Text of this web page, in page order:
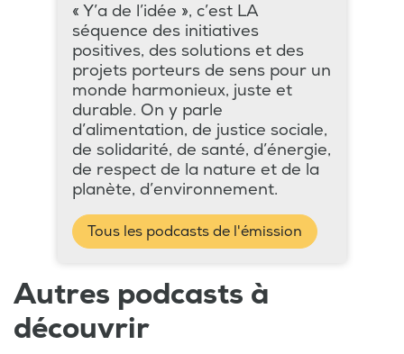
« Y’a de l’idée », c’est LA
séquence des initiatives
positives, des solutions et des
projets porteurs de sens pour un
monde harmonieux, juste et
durable. On y parle
d’alimentation, de justice sociale,
de solidarité, de santé, d’énergie,
de respect de la nature et de la
planète, d’environnement.
Tous les podcasts de l'émission
Autres podcasts à
découvrir